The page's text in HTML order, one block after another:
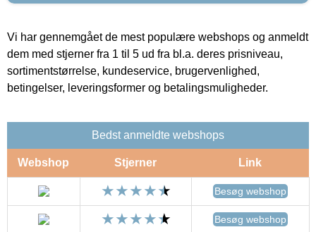
Vi har gennemgået de mest populære webshops og anmeldt
dem med stjerner fra 1 til 5 ud fra bl.a. deres prisniveau,
sortimentstørrelse, kundeservice, brugervenlighed,
betingelser, leveringsformer og betalingsmuligheder.
Bedst anmeldte webshops
Webshop Stjerner Link
Besøg webshop
Besøg webshop